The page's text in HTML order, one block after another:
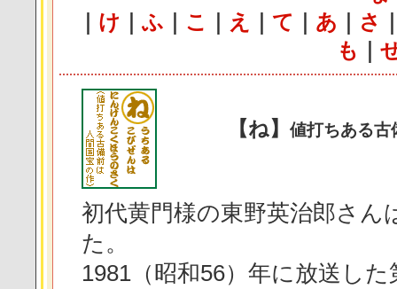
け ふ こ え て あ さ
も
【ね】 値打ちある古
初代黄門様の東野英治郎さん
た。
1981（昭和56）年に放送し